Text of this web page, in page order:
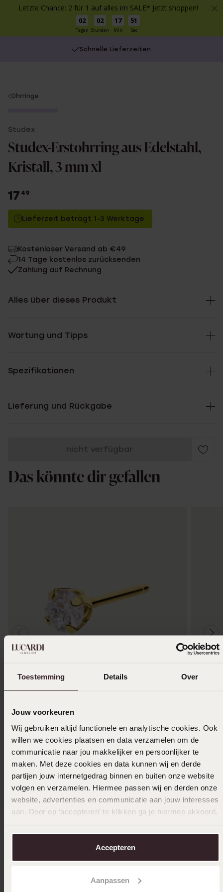
Letzte Chance: 2 für 1 auf alles im SALE* Jetzt shoppen!
02
Tagen
02
Stunden
17
Min
51
Sec
Toestemming Details Over
Jouw voorkeuren
Wij gebruiken altijd functionele en analytische cookies. Ook
willen we cookies plaatsen en data verzamelen om de
communicatie naar jou makkelijker en persoonlijker te
maken. Met deze cookies en data kunnen wij en derde
partijen jouw internetgedrag binnen en buiten onze website
volgen en verzamelen. Hiermee passen wij en derden onze
website, advertenties en communicatie aan jouw interesses
aan. Door op ‘accepteren’ te klikken ga je hiermee akkoord.
over in onscookiebeleid.
Accepteren
Aanpassen
Schnelle Lieferzeiten
You
Ohrringe
Studex
Studex-Erstohrring aus Edelstahl,
Kristall, 3 mm xl
17 49
Lieferzeit beträgt 1-3 Werktage
Kostenloser Versand ab €49
14 Tage kostenlos zurücksenden
Zahlung auf Rechnung
Alles über dieses Produkt
Wartung und Tipps
Spezifikationen
Lieferung und Rückgabe
nicht verfügbar
Das könnte dir gefallen
vergoldet, Zirkonia, 3 mm
14
Nur im Laden
Andere kauften auch